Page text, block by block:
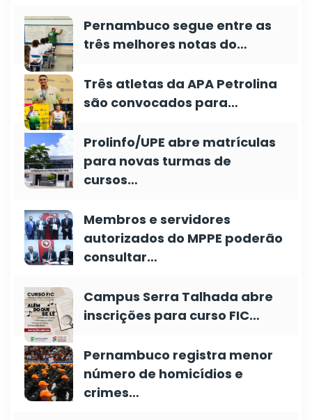
Pernambuco segue entre as
três melhores notas do…
Três atletas da APA Petrolina
são convocados para…
Prolinfo/UPE abre matrículas
para novas turmas de
cursos…
Membros e servidores
autorizados do MPPE poderão
consultar…
Campus Serra Talhada abre
inscrições para curso FIC…
Pernambuco registra menor
número de homicídios e
crimes…